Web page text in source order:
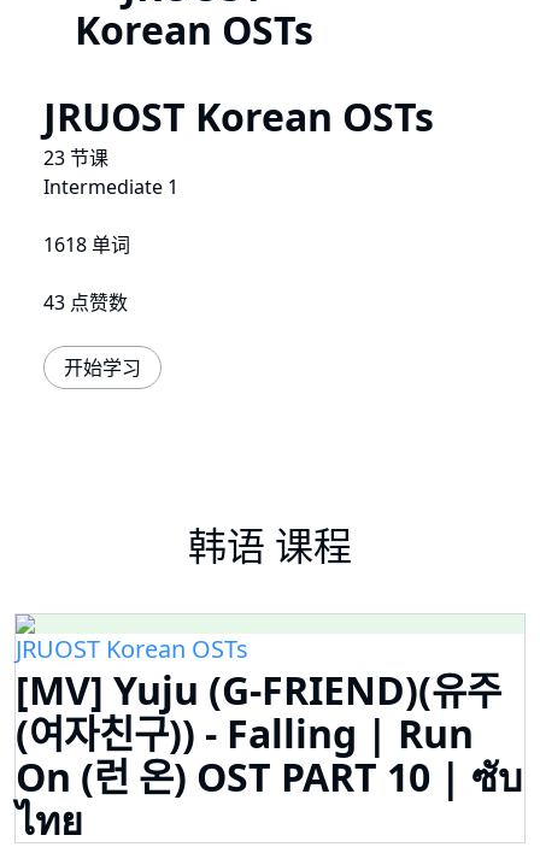
Korean OSTs
JRUOST Korean OSTs
23 节课
Intermediate 1
1618 单词
43 点赞数
开始学习
韩语 课程
JRUOST Korean OSTs
[MV] Yuju (G-FRIEND)(유주
(여자친구)) - Falling | Run
On (런 온) OST PART 10 | ซับ
ไทย